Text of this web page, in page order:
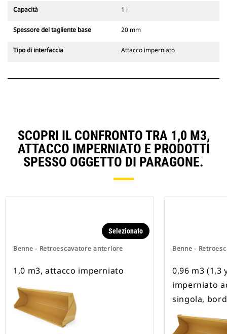
Capacità 1 l
Spessore del tagliente base 20 mm
Tipo di interfaccia Attacco imperniato
SCOPRI IL CONFRONTO TRA 1,0 M3,
ATTACCO IMPERNIATO E PRODOTTI
SPESSO OGGETTO DI PARAGONE.
Benne - Retroescavatore anteriore
Selezionato
1,0 m3, attacco imperniato
Benne -
0,96 m3 (1,3
imperniato
singola,